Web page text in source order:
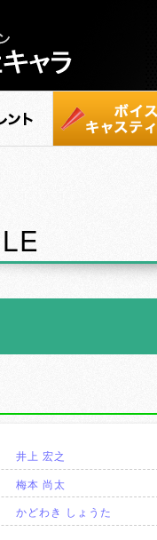
井上 宏之
梅本 尚太
かどわき しょうた